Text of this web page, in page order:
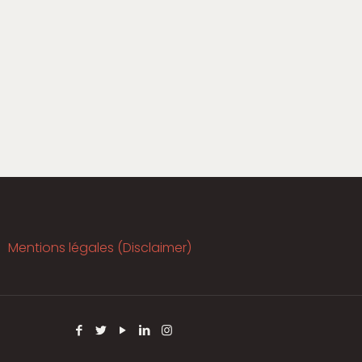
Mentions légales (Disclaimer)